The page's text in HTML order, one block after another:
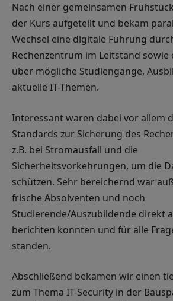
Nach einer gemeinsamen
der Kurs aufgeteilt und bekam
Wechsel eine digitale Führung
Rechenzentrum im Leitstand sowie
über mögliche Studiengänge,
aktuelle IT-Themen.
Interessant waren dabei vor allem
Standards zur Sicherung des
z.B. bei Stromausfall und die
Sicherheitsvorkehrungen, um die
schützen. Sehr bereichernd war
frische Absolventen und noch
Studierende/Auszubildende direkt
berichten konnten und für alle
standen.
Abschließend bekamen wir einen
zum Thema IT-Security in der